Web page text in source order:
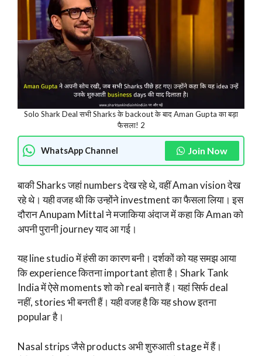
Solo Shark Deal सभी Sharks के backout के बाद Aman Gupta का बड़ा
फैसला! 2
WhatsApp Channel Join Now
बाकी Sharks जहां numbers देख रहे थे, वहीं Aman vision देख
रहे थे। यही वजह थी कि उन्होंने investment का फैसला लिया। इस
दौरान Anupam Mittal ने मजाकिया अंदाज में कहा कि Aman को
अपनी पुरानी journey याद आ गई।
यह line studio में हंसी का कारण बनी। दर्शकों को यह समझ आया
कि experience कितना important होता है। Shark Tank
India में ऐसे moments शो को real बनाते हैं। यहां सिर्फ deal
नहीं, stories भी बनती हैं। यही वजह है कि यह show इतना
popular है।
Nasal strips जैसे products अभी शुरुआती stage में हैं।